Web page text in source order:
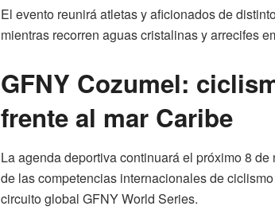
El evento reunirá atletas y aficionados de
mientras recorren aguas cristalinas y arrecifes
GFNY Cozumel:
frente al mar Caribe
La agenda deportiva continuará el próximo 8
de las competencias internacionales de
circuito global GFNY World Series.